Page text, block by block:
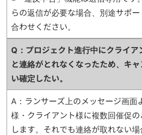
らの返信が必要な場合、別途サポ
合わせください。
Q：プロジェクト進行中にクライア
と連絡がとれなくなったため、 キ
い確定したい。
A：ランサーズ上のメッセージ画面
様・クライアント様に複数回催促
します。それでも連絡が取れない